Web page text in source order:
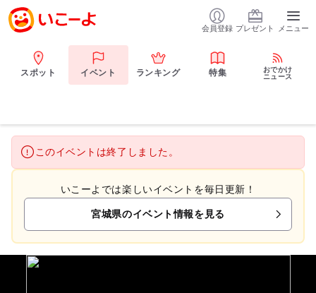
会員登録 プレゼント メニュー
スポット イベント ランキング 特集
おでかけ
ニュース
このイベントは終了しました。
いこーよでは楽しいイベントを毎日更新！
宮城県のイベント情報を見る